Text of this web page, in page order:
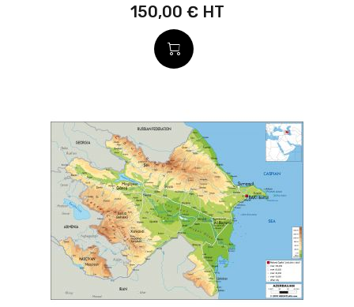
150,00 €